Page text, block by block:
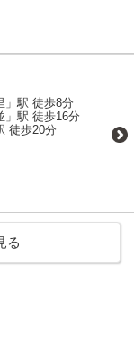
」駅 徒歩8分
」駅 徒歩16分
徒歩20分
る